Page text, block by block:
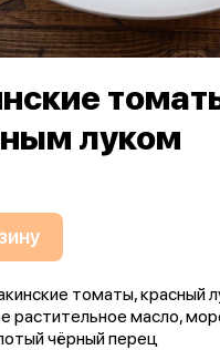
луком
томаты, красный
растительное масло,
чёрный перец